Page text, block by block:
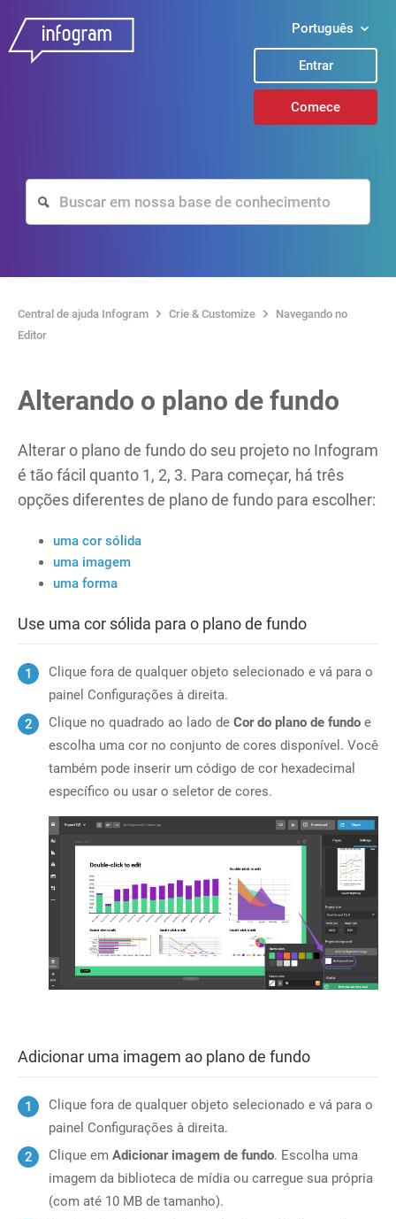
Português
Entrar
Comece
Central de ajuda Infogram Crie & Customize
Navegando no
Editor
Alterando o plano de fundo
Alterar o plano de fundo do seu projeto no Infogram
é tão fácil quanto 1, 2, 3. Para começar, há três
opções diferentes de plano de fundo para escolher:
uma cor sólida
uma imagem
uma forma
Use uma cor sólida para o plano de fundo
Clique fora de qualquer objeto selecionado e vá para o
painel Configurações à direita.
Clique no quadrado ao lado de Cor do plano de fundo e
escolha uma cor no conjunto de cores disponível. Você
também pode inserir um código de cor hexadecimal
específico ou usar o seletor de cores.
Adicionar uma imagem ao plano de fundo
Clique fora de qualquer objeto selecionado e vá para o
painel Configurações à direita.
Clique em Adicionar imagem de fundo. Escolha uma
imagem da biblioteca de mídia ou carregue sua própria
(com até 10 MB de tamanho).